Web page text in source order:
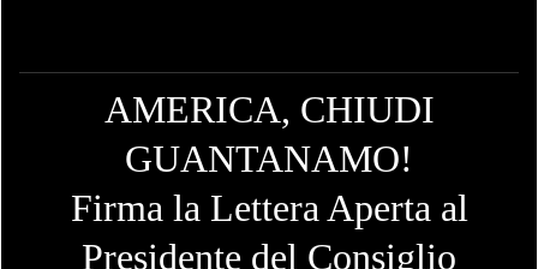
AMERICA, CHIUDI
GUANTANAMO!
Firma la Lettera Aperta al
Presidente del Consiglio